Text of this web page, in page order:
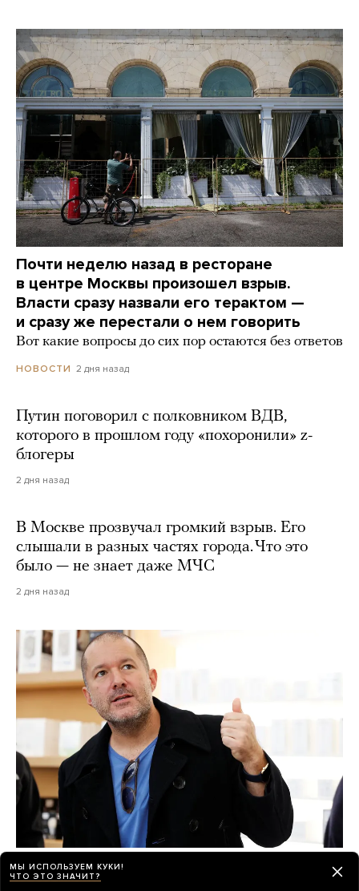
Почти неделю назад в ресторане
в центре Москвы произошел взрыв.
Власти сразу назвали его терактом —
и сразу же перестали о нем говорить
Вот какие вопросы до сих пор остаются без ответов
НОВОСТИ 2 дня назад
Путин поговорил с полковником ВДВ,
которого в прошлом году «похоронили» z-
блогеры
2 дня назад
В Москве прозвучал громкий взрыв. Его
слышали в разных частях города. Что это
было — не знает даже МЧС
2 дня назад
Секретное ИИ-устройство OpenAI — это
умная колонка в форме пончика. Дизайн
МЫ ИСПОЛЬЗУЕМ КУКИ!
ЧТО ЭТО ЗНАЧИТ?